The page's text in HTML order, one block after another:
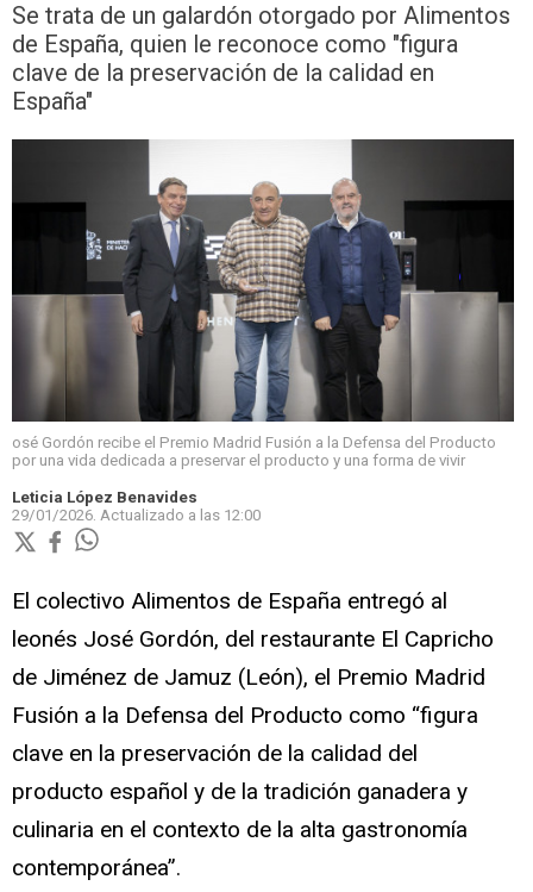
Se trata de un galardón otorgado por Alimentos
de España, quien le reconoce como "figura
clave de la preservación de la calidad en
España"
osé Gordón recibe el Premio Madrid Fusión a la Defensa del Producto
por una vida dedicada a preservar el producto y una forma de vivir
Leticia López Benavides
29/01/2026. Actualizado a las 12:00
El colectivo Alimentos de España entregó al
leonés José Gordón, del restaurante El Capricho
de Jiménez de Jamuz (León), el Premio Madrid
Fusión a la Defensa del Producto como “figura
clave en la preservación de la calidad del
producto español y de la tradición ganadera y
culinaria en el contexto de la alta gastronomía
contemporánea”.